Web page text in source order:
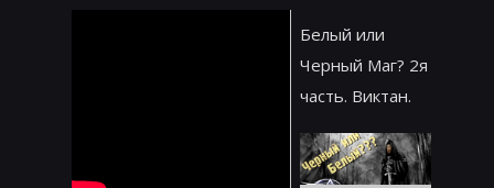
Белый или
Черный Маг? 2я
часть. Виктан.